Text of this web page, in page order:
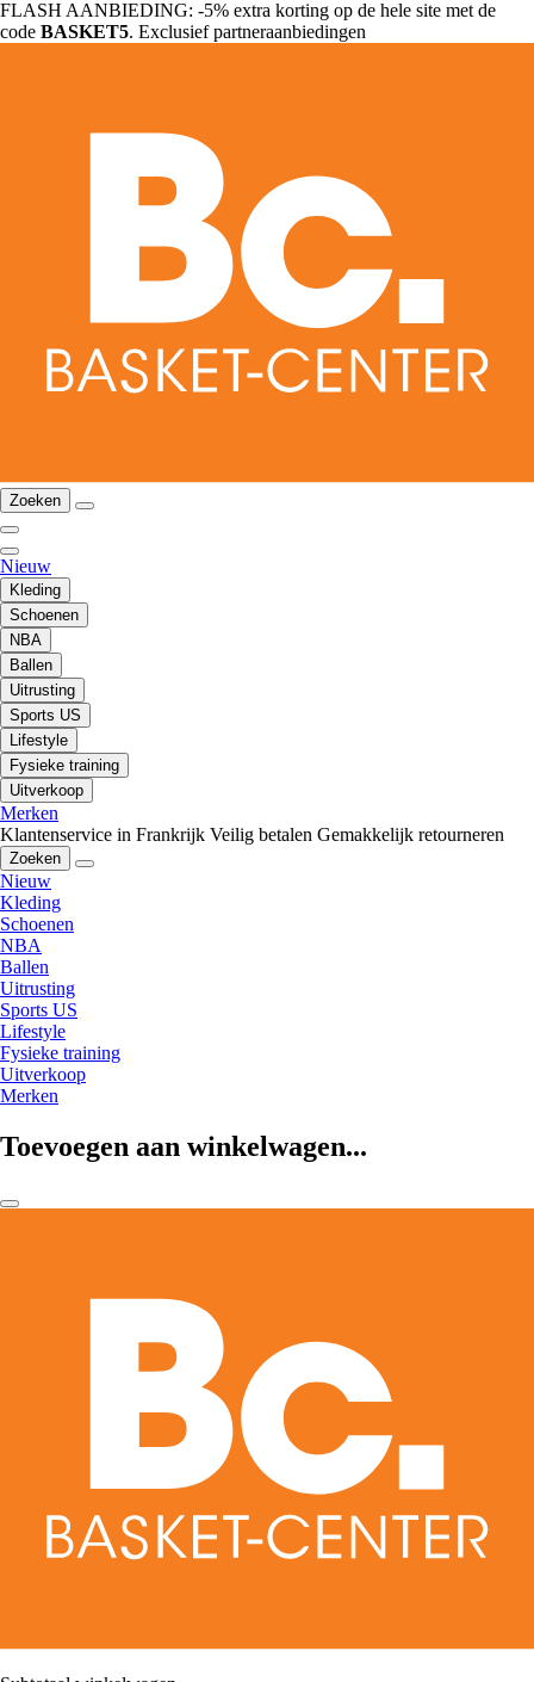
FLASH AANBIEDING: -5% extra korting op de hele site met de
code BASKET5. Exclusief partneraanbiedingen
Zoeken
Nieuw
Kleding
Schoenen
NBA
Ballen
Uitrusting
Sports US
Lifestyle
Fysieke training
Uitverkoop
Merken
Klantenservice in Frankrijk Veilig betalen Gemakkelijk retourneren
Zoeken
Nieuw
Kleding
Schoenen
NBA
Ballen
Uitrusting
Sports US
Lifestyle
Fysieke training
Uitverkoop
Merken
Toevoegen aan winkelwagen...